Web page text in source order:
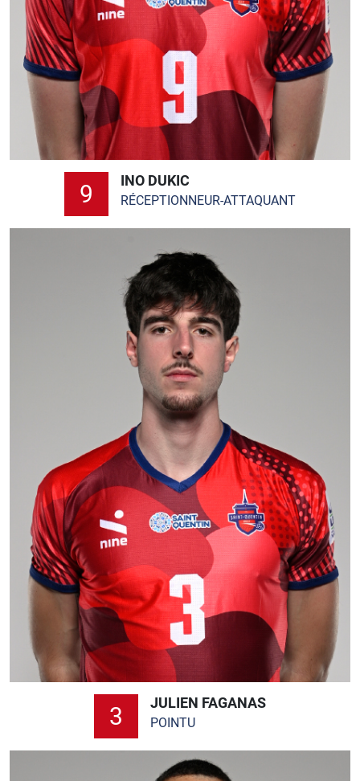
9 INO DUKIC
RÉCEPTIONNEUR-ATTAQUANT
3 JULIEN FAGANAS
POINTU